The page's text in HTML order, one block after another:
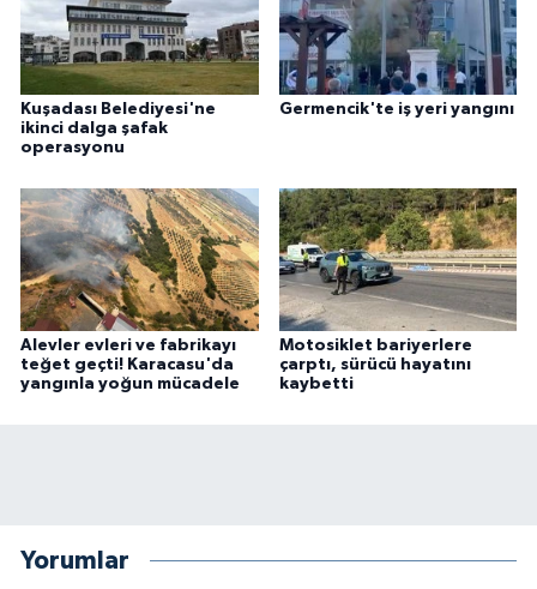
Kuşadası Belediyesi'ne
ikinci dalga şafak
operasyonu
Germencik'te iş yeri yangını
Alevler evleri ve fabrikayı
teğet geçti! Karacasu'da
yangınla yoğun mücadele
Motosiklet bariyerlere
çarptı, sürücü hayatını
kaybetti
Yorumlar